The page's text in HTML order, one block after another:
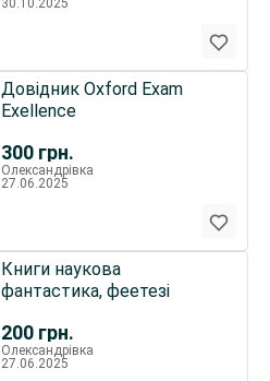
30.10.2025
300 грн.
Довідник Oxford Exam
Exellence
Олександрівка
27.06.2025
200 грн.
Книги наукова
фантастика, феетезі
Олександрівка
27.06.2025